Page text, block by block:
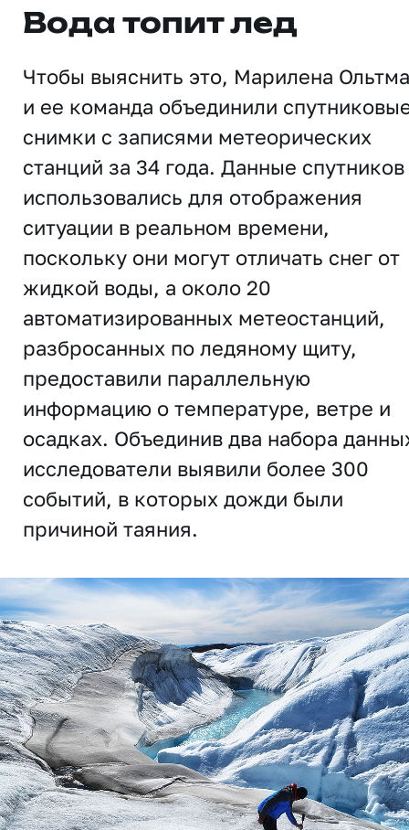
Вода топит лед
Чтобы выяснить это, Марилена
и ее команда объединили
снимки с записями метеорических
станций за 34 года. Данные спутников
использовались для отображения
ситуации в реальном времени,
поскольку они могут отличать снег от
жидкой воды, а около 20
автоматизированных метеостанций,
разбросанных по ледяному щиту,
предоставили параллельную
информацию о температуре, ветре и
осадках. Объединив два набора
исследователи выявили более 300
событий, в которых дожди были
причиной таяния.